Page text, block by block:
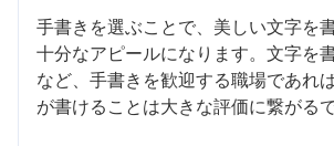
手書きを選ぶことで、美しい文字を
十分なアピールになります。文字を
など、手書きを歓迎する職場であれ
が書けることは大きな評価に繋がるで